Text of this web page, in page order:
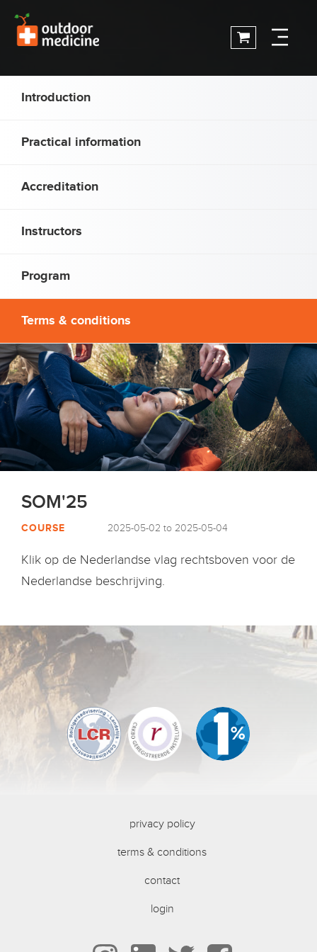
Introduction
Practical information
Accreditation
Instructors
Program
Terms & conditions
SOM'25
COURSE 2025-05-02 to 2025-05-04
Klik op de Nederlandse vlag rechtsboven voor de
Nederlandse beschrijving.
privacy policy
terms & conditions
contact
login